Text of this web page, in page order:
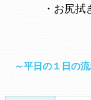
・お尻拭
～平日の１日の